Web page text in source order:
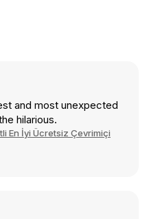
and most unexpected
hilarious.
En İyi Ücretsiz Çevrimiçi